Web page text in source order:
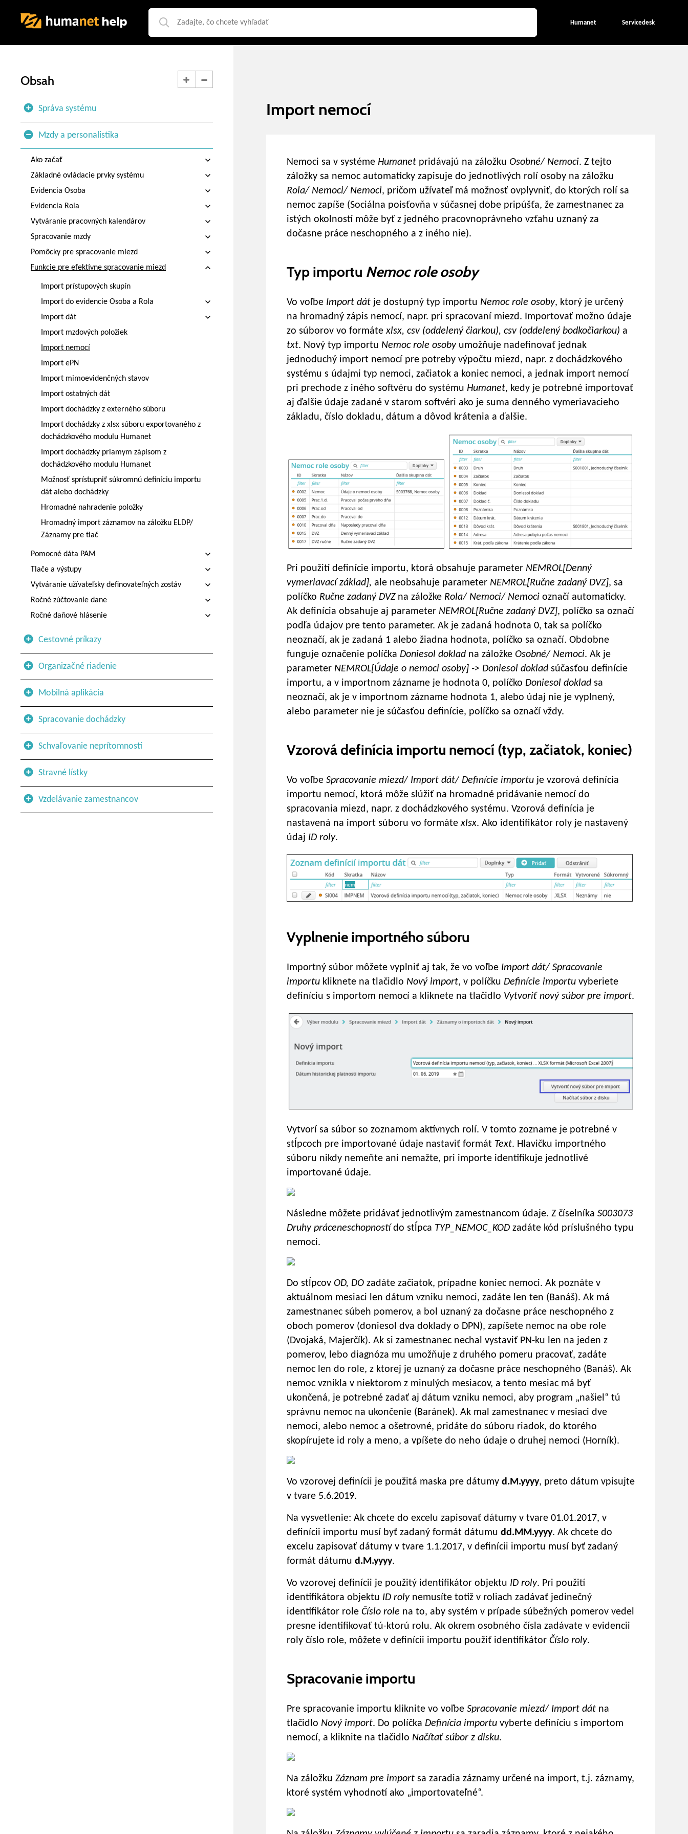
Humanet Servicedesk
Obsah
Správa systému
Mzdy a personalistika
Ako začať
Základné ovládacie prvky systému
Evidencia Osoba
Evidencia Rola
Vytváranie pracovných kalendárov
Spracovanie mzdy
Pomôcky pre spracovanie miezd
Funkcie pre efektívne spracovanie miezd
Import prístupových skupín
Import do evidencie Osoba a Rola
Import dát
Import mzdových položiek
Import nemocí
Import ePN
Import mimoevidenčných stavov
Import ostatných dát
Import dochádzky z externého súboru
Import dochádzky z xlsx súboru exportovaného z
dochádzkového modulu Humanet
Import dochádzky priamym zápisom z
dochádzkového modulu Humanet
Možnosť sprístupniť súkromnú definíciu importu
dát alebo dochádzky
Hromadné nahradenie položky
Hromadný import záznamov na záložku ELDP/
Záznamy pre tlač
Pomocné dáta PAM
Tlače a výstupy
Vytváranie užívateľsky definovateľných zostáv
Ročné zúčtovanie dane
Ročné daňové hlásenie
Cestovné príkazy
Organizačné riadenie
Mobilná aplikácia
Spracovanie dochádzky
Schvaľovanie neprítomností
Stravné lístky
Vzdelávanie zamestnancov
Import nemocí
Nemoci sa v systéme Humanet pridávajú na záložku Osobné/ Nemoci. Z tejto
záložky sa nemoc automaticky zapisuje do jednotlivých rolí osoby na záložku
Rola/ Nemoci/ Nemoci, pričom užívateľ má možnosť ovplyvniť, do ktorých rolí sa
nemoc zapíše (Sociálna poisťovňa v súčasnej dobe pripúšťa, že zamestnanec za
istých okolností môže byť z jedného pracovnoprávneho vzťahu uznaný za
dočasne práce neschopného a z iného nie).
Typ importu Nemoc role osoby
Vo voľbe Import dát je dostupný typ importu Nemoc role osoby, ktorý je určený
na hromadný zápis nemocí, napr. pri spracovaní miezd. Importovať možno údaje
zo súborov vo formátexlsx, csv (oddelený čiarkou), csv (oddelený bodkočiarkou) a
txt. Nový typ importu Nemoc role osoby umožňuje nadefinovať jednak
jednoduchý import nemocí pre potreby výpočtu miezd, napr. z dochádzkového
systému s údajmi typ nemoci, začiatok a koniec nemoci, a jednak import nemocí
pri prechode z iného softvéru do systému Humanet, kedy je potrebné importovať
aj ďalšie údaje zadané v starom softvéri ako je suma denného vymeriavacieho
základu, číslo dokladu, dátum a dôvod krátenia a ďalšie.
Pri použití definície importu, ktorá obsahuje parameter NEMROL[Denný
vymeriavací základ], ale neobsahuje parameter NEMROL[Ručne zadaný DVZ], sa
políčko Ručne zadaný DVZ na záložke Rola/ Nemoci/ Nemoci označí automaticky.
Ak definícia obsahuje aj parameter NEMROL[Ručne zadaný DVZ], políčko sa označí
podľa údajov pre tento parameter. Ak je zadaná hodnota 0, tak sa políčko
neoznačí, ak je zadaná 1 alebo žiadna hodnota, políčko sa označí. Obdobne
funguje označenie políčka Doniesol doklad na záložke Osobné/ Nemoci. Ak je
parameter NEMROL[Údaje o nemoci osoby] -> Doniesol doklad súčasťou definície
importu, a v importnom zázname je hodnota 0, políčko Doniesol doklad sa
neoznačí, ak je v importnom zázname hodnota 1, alebo údaj nie je vyplnený,
alebo parameter nie je súčasťou definície, políčko sa označí vždy.
Vzorová definícia importu nemocí (typ, začiatok, koniec)
Vo voľbe Spracovanie miezd/ Import dát/ Definície importu je vzorová definícia
importu nemocí, ktorá môže slúžiť na hromadné pridávanie nemocí do
spracovania miezd, napr. z dochádzkového systému. Vzorová definícia je
nastavená na import súboru vo formátexlsx. Ako identifikátor roly je nastavený
údaj ID roly.
Vyplnenie importného súboru
Importný súbor môžete vyplniť aj tak, že vo voľbe Import dát/ Spracovanie
importu kliknete na tlačidlo Nový import, v políčku Definície importu vyberiete
definíciu s importom nemocí a kliknete na tlačidlo Vytvoriť nový súbor pre import.
Vytvorí sa súbor so zoznamom aktívnych rolí. V tomto zozname je potrebné v
stĺpcoch pre importované údaje nastaviť formát Text. Hlavičku importného
súboru nikdy nemeňte ani nemažte, pri importe identifikuje jednotlivé
importované údaje.
Následne môžete pridávať jednotlivým zamestnancom údaje. Z číselníka S003073
Druhy práceneschopností do stĺpca TYP_NEMOC_KOD zadáte kód príslušného typu
nemoci.
Do stĺpcov OD, DO zadáte začiatok, prípadne koniec nemoci. Ak poznáte v
aktuálnom mesiaci len dátum vzniku nemoci, zadáte len ten (Banáš). Ak má
zamestnanec súbeh pomerov, a bol uznaný za dočasne práce neschopného z
oboch pomerov (doniesol dva doklady o DPN), zapíšete nemoc na obe role
(Dvojaká, Majerčík). Ak si zamestnanec nechal vystaviť PN-ku len na jeden z
pomerov, lebo diagnóza mu umožňuje z druhého pomeru pracovať, zadáte
nemoc len do role, z ktorej je uznaný za dočasne práce neschopného (Banáš). Ak
nemoc vznikla v niektorom z minulých mesiacov, a tento mesiac má byť
ukončená, je potrebné zadať aj dátum vzniku nemoci, aby program „našiel“ tú
správnu nemoc na ukončenie (Baránek). Ak mal zamestnanec v mesiaci dve
nemoci, alebo nemoc a ošetrovné, pridáte do súboru riadok, do ktorého
skopírujete id roly a meno, a vpíšete do neho údaje o druhej nemoci (Horník).
Vo vzorovej definícii je použitá maska pre dátumy d.M.yyyy, preto dátum vpisujte
v tvare 5.6.2019.
Na vysvetlenie: Ak chcete do excelu zapisovať dátumy v tvare 01.01.2017, v
definícii importu musí byť zadaný formát dátumu dd.MM.yyyy. Ak chcete do
excelu zapisovať dátumy v tvare 1.1.2017, v definícii importu musí byť zadaný
formát dátumu d.M.yyyy.
Vo vzorovej definícii je použitý identifikátor objektu ID roly. Pri použití
identifikátora objektu ID roly nemusíte totiž v roliach zadávať jedinečný
identifikátor role Číslo role na to, aby systém v prípade súbežných pomerov vedel
presne identifikovať tú-ktorú rolu. Ak okrem osobného čísla zadávate v evidencii
roly číslo role, môžete v definícii importu použiť identifikátor Číslo roly.
Spracovanie importu
Pre spracovanie importu kliknite vo voľbe Spracovanie miezd/ Import dát na
tlačidlo Nový import. Do políčka Definícia importu vyberte definíciu s importom
nemocí, a kliknite na tlačidlo Načítať súbor z disku.
Na záložku Záznam pre import sa zaradia záznamy určené na import, t.j. záznamy,
ktoré systém vyhodnotí ako „importovateľné“.